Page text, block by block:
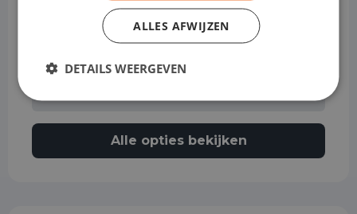
Airbag bestuurder
Alle opties bekijken
ALLES AFWIJZEN
DETAILS WEERGEVEN